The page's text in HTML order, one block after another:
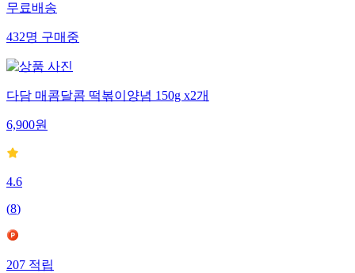
무료배송
432명 구매중
다담 매콤달콤 떡볶이양념 150g x2개
6,900원
4.6
(8)
207 적립